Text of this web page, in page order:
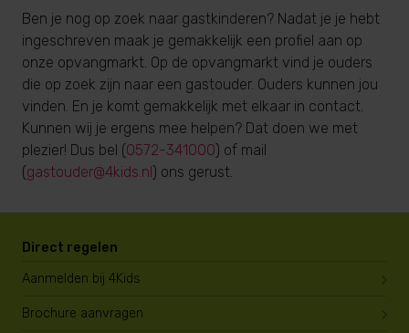
Ben je nog op zoek naar gastkinderen? Nadat je je hebt
ingeschreven maak je gemakkelijk een profiel aan op
onze opvangmarkt. Op de opvangmarkt vind je ouders
die op zoek zijn naar een gastouder. Ouders kunnen jou
vinden. En je komt gemakkelijk met elkaar in contact.
Kunnen wij je ergens mee helpen? Dat doen we met
plezier! Dus bel (0572-341000) of mail
(gastouder@4kids.nl) ons gerust.
Direct regelen
Aanmelden bij 4Kids
Brochure aanvragen